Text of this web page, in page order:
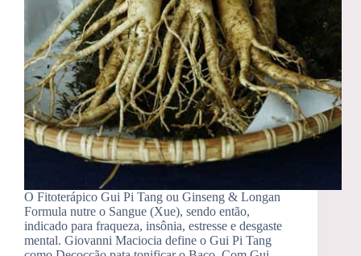
O Fitoterápico Gui Pi Tang ou Ginseng & Longan
Formula nutre o Sangue (Xue), sendo então,
indicado para fraqueza, insônia, estresse e desgaste
mental. Giovanni Maciocia define o Gui Pi Tang